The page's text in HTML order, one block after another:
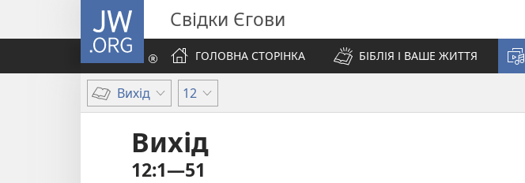
JW.ORG Свідки Єгови
ГОЛОВНА СТОРІНКА
БІБЛІЯ І ВАШЕ ЖИТТЯ
Вихід 12
Вихід
12:1—51